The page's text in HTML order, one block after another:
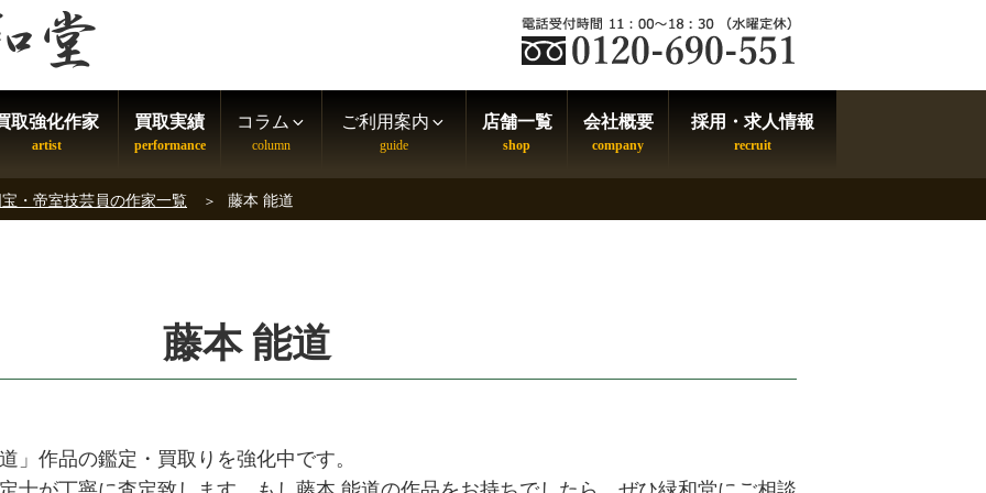
取強化作家 買取実績 コラム ご利用案内 店舗一覧 会社概要 採用・求人情報
・帝室技芸員の作家一覧 藤本 能道
藤本 能道
」作品の鑑定・買取りを強化中です。